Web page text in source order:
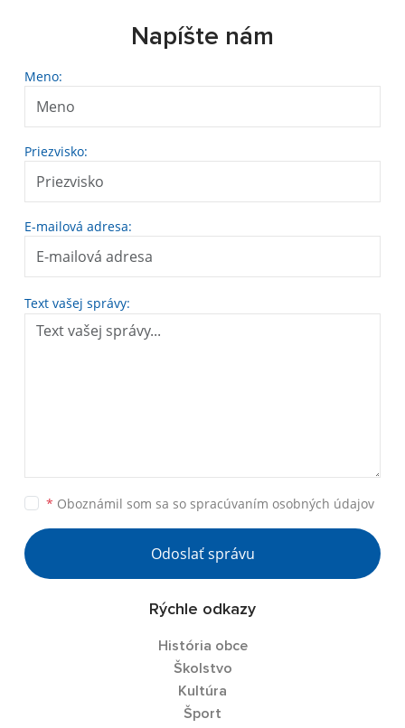
Napíšte nám
Meno:
Priezvisko:
E-mailová adresa:
Text vašej správy:
* Oboznámil som sa so spracúvaním osobných údajov
Odoslať správu
Rýchle odkazy
História obce
Školstvo
Kultúra
Šport